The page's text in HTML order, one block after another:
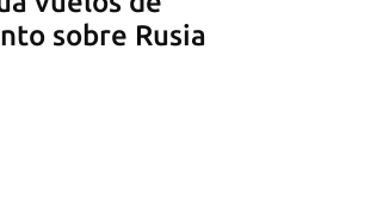
sobre Rusia